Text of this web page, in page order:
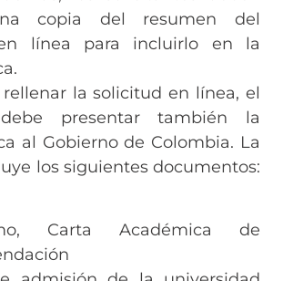
copia del resumen del
línea para incluirlo en la
rellenar la solicitud en línea, el
presentar también la
al Gobierno de Colombia. La
los siguientes documentos:
Carta Académica de